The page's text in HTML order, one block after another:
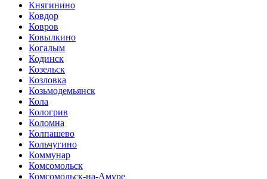
Княгинино
Ковдор
Ковров
Ковылкино
Когалым
Кодинск
Козельск
Козловка
Козьмодемьянск
Кола
Кологрив
Коломна
Колпашево
Кольчугино
Коммунар
Комсомольск
Комсомольск-на-Амуре